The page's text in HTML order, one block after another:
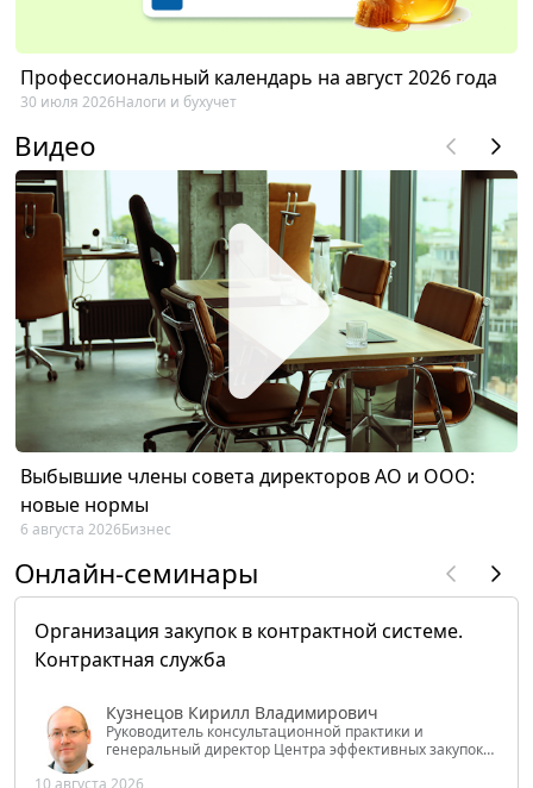
Профессиональный календарь на август 2026 года
30 июля 2026Налоги и бухучет
Видео
Выбывшие члены совета директоров АО и ООО:
новые нормы
6 августа 2026Бизнес
Онлайн-семинары
Организация закупок в контрактной системе.
Контрактная служба
Кузнецов Кирилл Владимирович
Руководитель консультационной практики и
генеральный директор Центра эффективных закупок
10 августа 2026